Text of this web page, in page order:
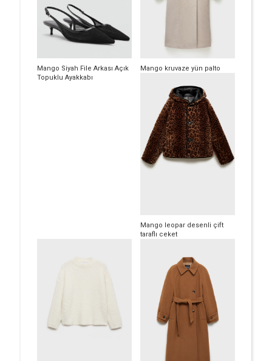
Mango Siyah File Arkası Açık
Topuklu Ayakkabı
Mango kruvaze yün palto
Mango leopar desenli çift
taraflı ceket